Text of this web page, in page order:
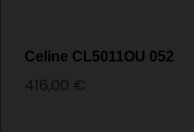
Celine CL5011OU 052
416,00 €